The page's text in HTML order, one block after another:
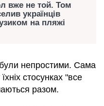
вже не той. Том
українців
на пляжі
непростими. Сама
стосунках "все
разом.